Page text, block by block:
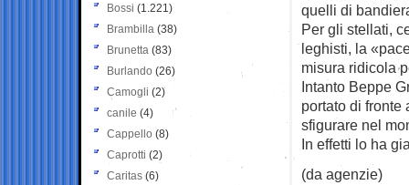
quelli di
Per gli stellati,
leghisti, la
misura ridicola
Intanto Beppe
portato di
sfigurare nel
In effetti lo ha
(da agenzie)
Bossi (1.221)
Brambilla (38)
Brunetta (83)
Burlando (26)
Camogli (2)
canile (4)
Cappello (8)
Caprotti (2)
Caritas (6)